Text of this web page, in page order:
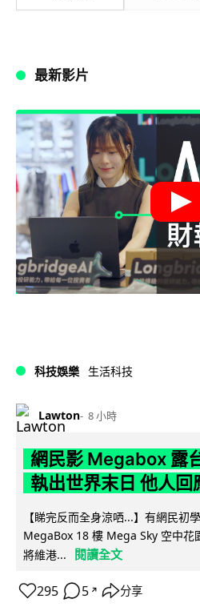
最新影片
科技娛樂 生活科技
Lawton 8 小時
網民影 Megabox 露
執出世界末日 他人回
【睇完反而全身涼哂...】有網民初
MegaBox 18 樓 Mega Sky 空中花
將維港...
閱讀全文
295 5 ↗ 分享